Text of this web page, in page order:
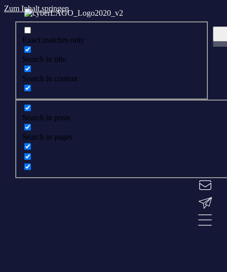
Zum Inhalt springen
Exact matches only
Search in title
Search in content
Search in posts
Search in pages